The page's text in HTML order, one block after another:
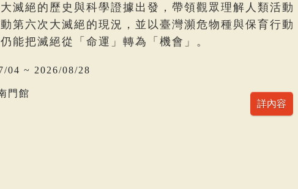
滅絕的歷史與科學證據出發，帶領觀眾理解人類活動
第六次大滅絕的現況，並以臺灣瀕危物種與保育行動
能把滅絕從「命運」轉為「機會」。
04 ~ 2026/08/28
門館